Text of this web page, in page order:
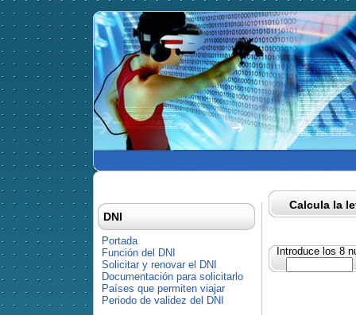
Calcula la
Introduce los 8
DNI
Portada
Función del DNI
Solicitar y renovar el DNI
Documentación para solicitarlo
Países que permiten viajar
Periodo de validez del DNI